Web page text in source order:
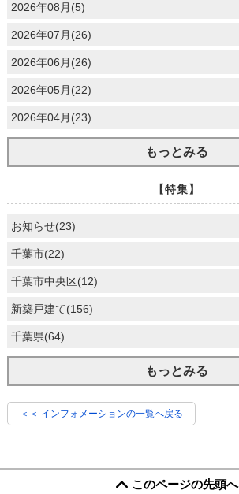
2026年08月(5)
2026年07月(26)
2026年06月(26)
2026年05月(22)
2026年04月(23)
もっとみる
【特集】
お知らせ(23)
千葉市(22)
千葉市中央区(12)
新築戸建て(156)
千葉県(64)
もっとみる
＜＜ インフォメーションの一覧へ戻る
このページの先頭へ